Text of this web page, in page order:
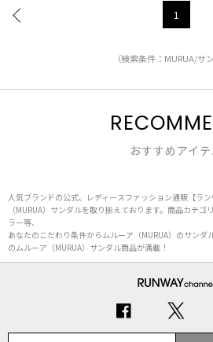
1
（検索条件：MURUA/サ
おすすめアイテ
人気ブランドの公式、レディースファッション通販【ラ
（MURUA）サンダルを取り揃えております。商品カテ
ラー等、
あなたのこだわり条件からムルーア（MURUA）のサンダ
のムルーア（MURUA）サンダル商品が満載！